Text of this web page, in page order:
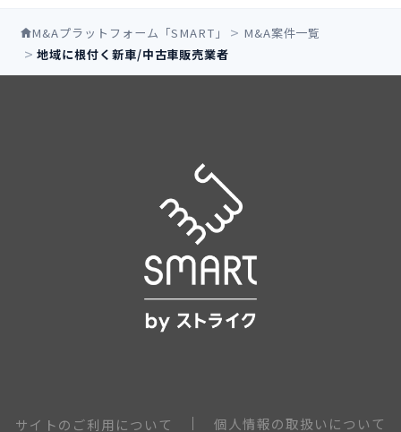
M&Aプラットフォーム「SMART」
M&A案件一覧
地域に根付く新車/中古車販売業者
サイトのご利用について 個人情報の取扱いについて